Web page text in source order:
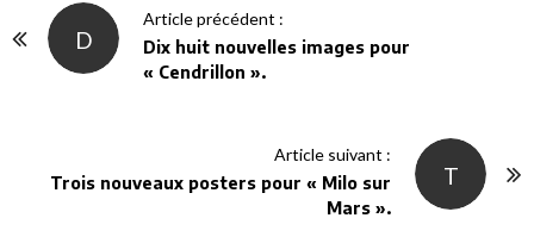
D
Article précédent :
Dix huit nouvelles images pour
« Cendrillon ».
T
Article suivant :
Trois nouveaux posters pour « Milo sur
Mars ».